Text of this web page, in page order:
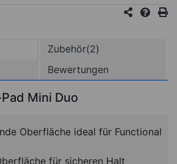
Zubehör(2)
Bewertungen
Mini Duo
Oberfläche ideal für Functional
für sicheren Halt